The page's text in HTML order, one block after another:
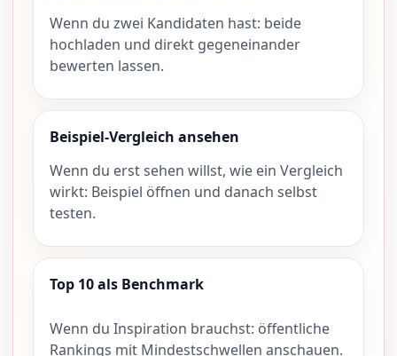
Wenn du zwei Kandidaten hast: beide
hochladen und direkt gegeneinander
bewerten lassen.
Beispiel-Vergleich ansehen
Wenn du erst sehen willst, wie ein Vergleich
wirkt: Beispiel öffnen und danach selbst
testen.
Top 10 als Benchmark
Wenn du Inspiration brauchst: öffentliche
Rankings mit Mindestschwellen anschauen.